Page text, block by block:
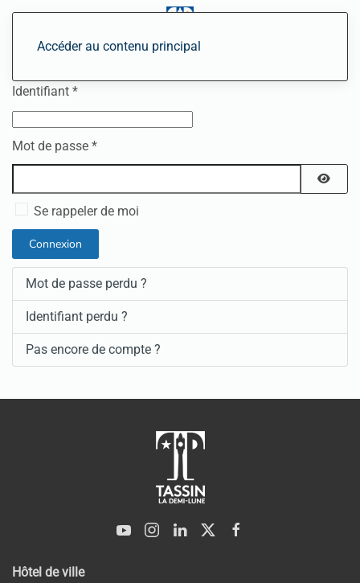
Accéder au contenu principal
Identifiant *
Mot de passe *
Se rappeler de moi
Connexion
Mot de passe perdu ?
Identifiant perdu ?
Pas encore de compte ?
Hôtel de ville